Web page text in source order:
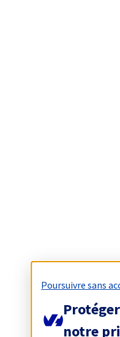
Poursuivre sans
notre